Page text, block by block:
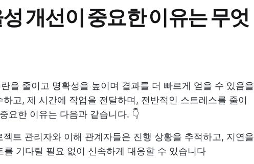
개선이 중요한 이유는 무엇
을 줄이고 명확성을 높이며 결과를 더 빠르게 얻을 수 있음을
고, 제 시간에 작업을 전달하며, 전반적인 스트레스를 줄이
요한 이유는 다음과 같습니다. 👇
젝트 관리자와 이해 관계자들은 진행 상황을 추적하고, 지연을
를 기다릴 필요 없이 신속하게 대응할 수 있습니다